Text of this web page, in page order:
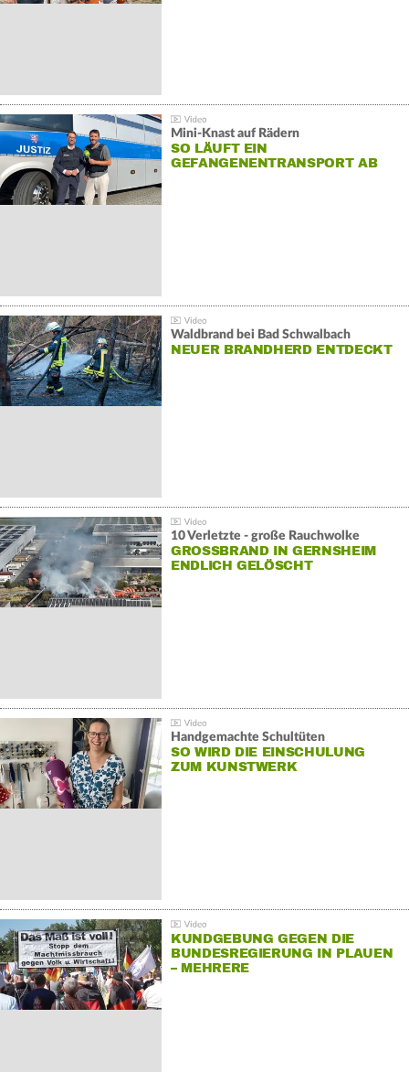
Mini-Knast auf Rädern
SO LÄUFT EIN
GEFANGENENTRANSPORT AB
Waldbrand bei Bad Schwalbach
NEUER BRANDHERD ENTDECKT
10 Verletzte - große Rauchwolke
GROSSBRAND IN GERNSHEIM E
NDLICH GELÖSCHT
Handgemachte Schultüten
SO WIRD DIE EINSCHULUNG
ZUM KUNSTWERK
KUNDGEBUNG GEGEN DIE
BUNDESREGIERUNG IN PLAUEN
– MEHRERE